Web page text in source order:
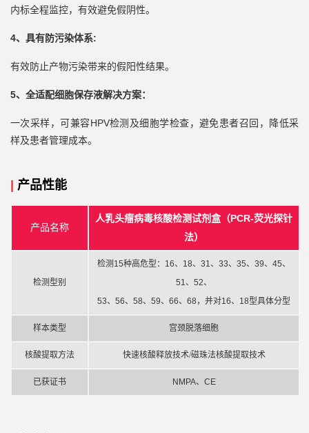
内标全程监控，有效避免假阴性。
4、 具有防污染体系:
有效防止产物污染带来的假阳性结果。
5、 全适配细胞保存液解决方案：
一次采样，可兼容HPV检测及细胞学检查，避免患者召回，降低采
样及患者管理成本。
产品性能
产品名称
人乳头瘤病毒核酸检测试剂盒（PCR-荧光探针
法）
检测型别
检测 15种高危型：16、18、31、33、35、39、45、
51、52、
53、56、58、59、66、68，并对16、18型具体分型
样本类型 宫颈脱落细胞
核酸提取方法 快速核酸释放技术/磁珠法核酸提取技术
已获证书 NMPA、CE